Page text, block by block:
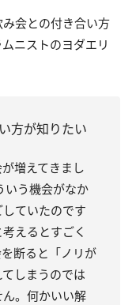
会との付き合い方
ニストのヨダエリ
方が知りたい
増えてきまし
いう機会がなか
ていたのです
えるとすごく
断ると「ノリが
しまうのでは
。何かいい解